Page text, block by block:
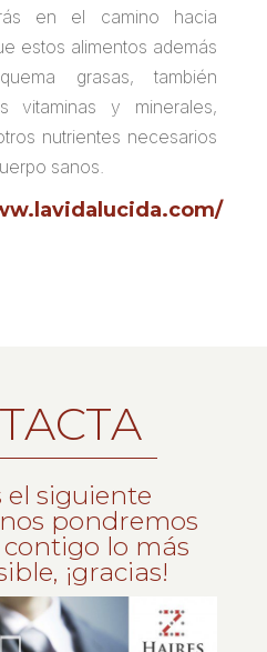
en el camino hacia
estos alimentos además
grasas, también
vitaminas y minerales,
nutrientes necesarios
sanos.
el siguiente
pondremos
lo más
¡gracias!